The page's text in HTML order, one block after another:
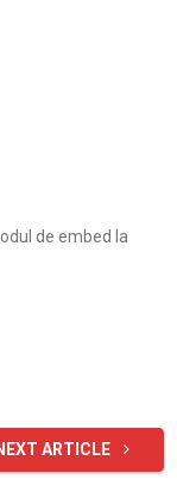
de embed la
ARTICLE